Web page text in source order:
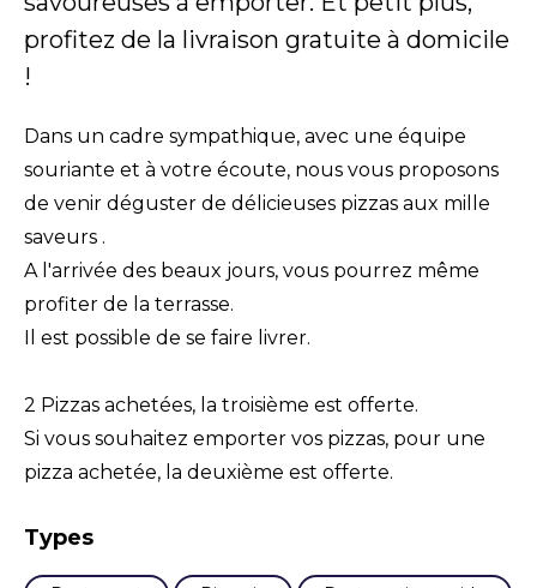
profitez de la livraison gratuite à domicile
!
Dans un cadre sympathique, avec une équipe
souriante et à votre écoute, nous vous proposons
de venir déguster de délicieuses pizzas aux mille
saveurs .
A l'arrivée des beaux jours, vous pourrez même
profiter de la terrasse.
Il est possible de se faire livrer.
2 Pizzas achetées, la troisième est offerte.
Si vous souhaitez emporter vos pizzas, pour une
pizza achetée, la deuxième est offerte.
Types